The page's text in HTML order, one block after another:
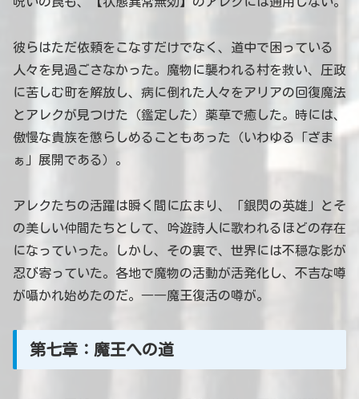
彼らはただ依頼をこなすだけでなく、道中で困っている
人々を見過ごさなかった。魔物に襲われる村を救い、圧政
に苦しむ町を解放し、病に倒れた人々をアリアの回復魔法
とアレクが見つけた（鑑定した）薬草で癒した。時には、
傲慢な貴族を懲らしめることもあった（いわゆる「ざま
ぁ」展開である）。
アレクたちの活躍は瞬く間に広まり、「銀閃の英雄」とそ
の美しい仲間たちとして、吟遊詩人に歌われるほどの存在
になっていった。しかし、その裏で、世界には不穏な影が
忍び寄っていた。各地で魔物の活動が活発化し、不吉な噂
が囁かれ始めたのだ。――魔王復活の噂が。
第七章：魔王への道